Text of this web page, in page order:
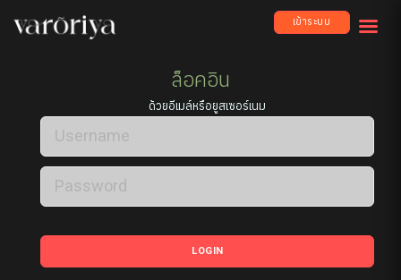
เข้าระบบ
ล็อคอิน
ด้วยอีเมล์หรือยูสเซอร์เนม
LOGIN